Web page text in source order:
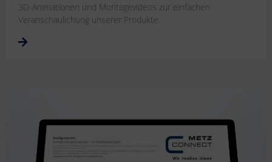
3D-Animationen und Montagevideos zur einfachen
Veranschaulichung unserer Produkte.